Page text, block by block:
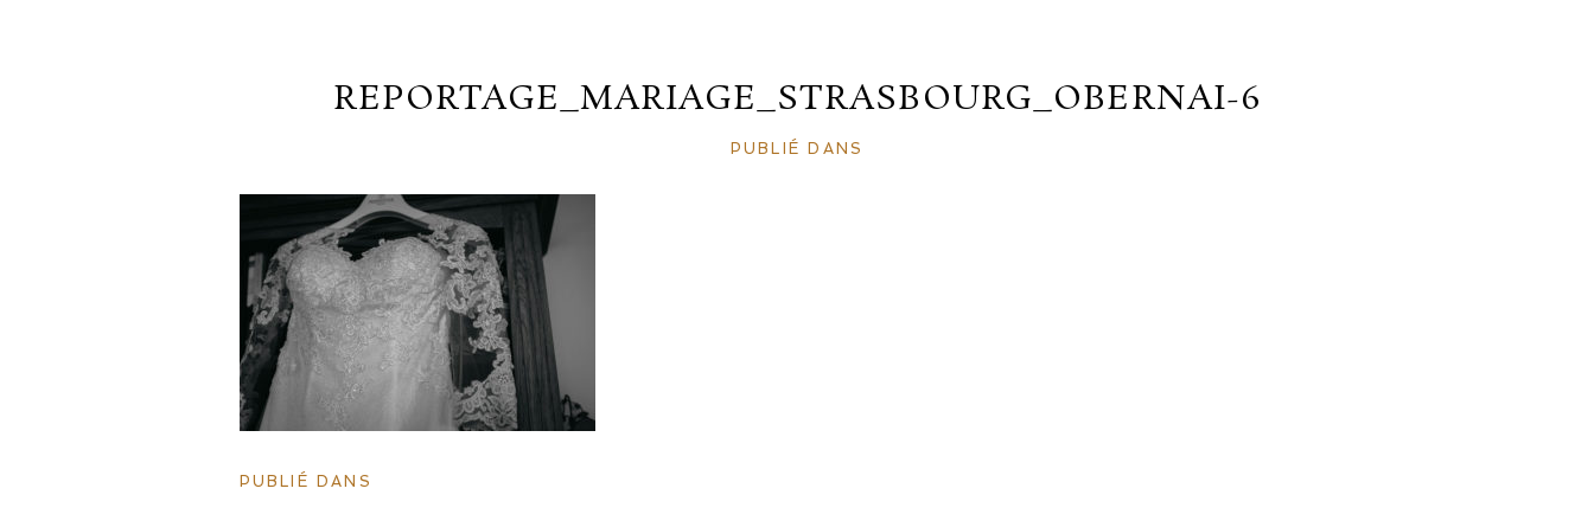
REPORTAGE_MARIAGE_STRASBOURG_OBERNAI-6
PUBLIÉ DANS
PUBLIÉ DANS